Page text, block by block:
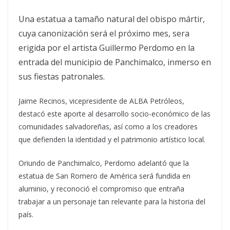
Una estatua a tamaño natural del obispo mártir,
cuya canonización será el próximo mes, sera
erigida por el artista Guillermo Perdomo en la
entrada del municipio de Panchimalco, inmerso en
sus fiestas patronales.
Jaime Recinos, vicepresidente de ALBA Petróleos,
destacó este aporte al desarrollo socio-económico de las
comunidades salvadoreñas, así como a los creadores
que defienden la identidad y el patrimonio artístico local.
Oriundo de Panchimalco, Perdomo adelantó que la
estatua de San Romero de América será fundida en
aluminio, y reconoció el compromiso que entraña
trabajar a un personaje tan relevante para la historia del
país.